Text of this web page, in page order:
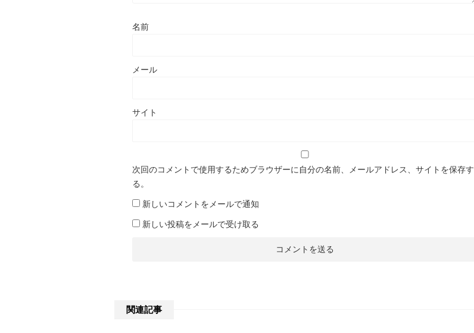
名前
メール
サイト
次回のコメントで使用するためブラウザーに自分の名前、メールアドレス、サイトを保存す
る。
新しいコメントをメールで通知
新しい投稿をメールで受け取る
関連記事